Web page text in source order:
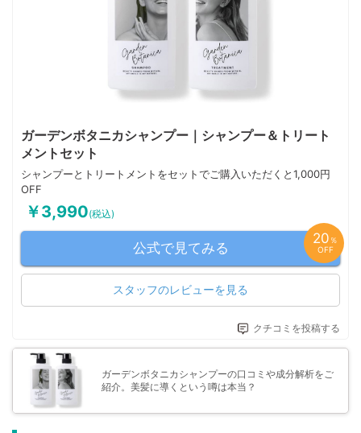
ガーデンボタニカシャンプー｜シャンプー＆トリート
メントセット
シャンプーとトリートメントをセットでご購入いただくと1,000円
OFF
￥3,990(税込)
公式で見てみる
20 ％
OFF
スタッフのレビューを見る
クチコミを投稿する
ガーデンボタニカシャンプーの口コミや成分解析をご
紹介。美髪に導くという噂は本当？